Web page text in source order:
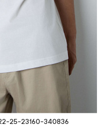
25-23160-340836